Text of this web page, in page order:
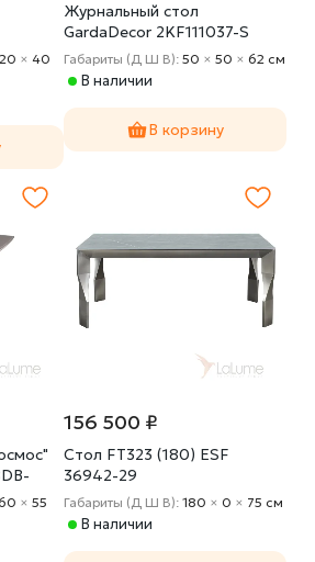
× 40
Журнальный стол
GardaDecor 2KF111037-S
Габариты (Д Ш В): 50 × 50 × 62 cм
В наличии
В корзину
× 55
156 500 ₽
Стол FT323 (180) ESF
36942-29
Габариты (Д Ш В): 180 × 0 × 75 cм
В наличии